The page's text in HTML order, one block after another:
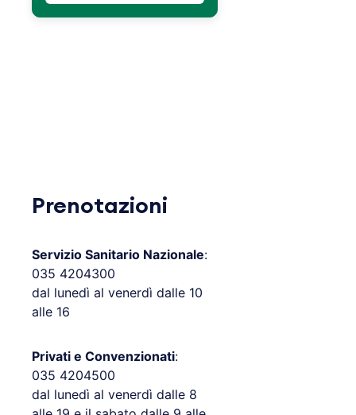
Prenotazioni
Servizio Sanitario Nazionale:
035 4204300
dal lunedì al venerdì dalle 10
alle 16
Privati e Convenzionati:
035 4204500
dal lunedì al venerdì dalle 8